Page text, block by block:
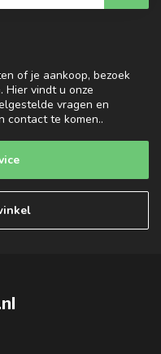
of je aankoop, bezoek
Hier vindt u onze
vragen en
contact te komen..